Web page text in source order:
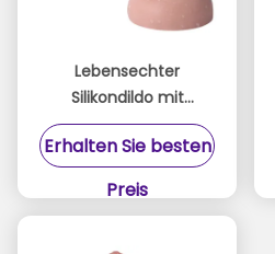
Lebensechter
Silikondildo mit
einfacher Dichte und
glatter Oberfläche für
maximalen Genuss
Erhalten Sie besten
Preis